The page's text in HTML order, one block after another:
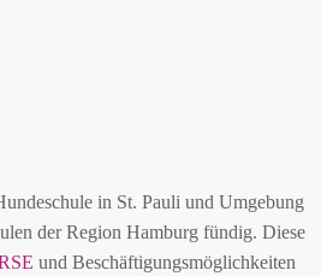
in St. Pauli und Umgebung
der Region Hamburg fündig. Diese
und Beschäftigungsmöglichkeiten